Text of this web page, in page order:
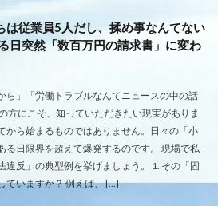
従業員5人だし、揉め事なんてない
日突然「数百万円の請求書」に変わ
ら」「労働トラブルなんてニュースの中の話
方にこそ、知っていただきたい現実がありま
から始まるものではありません。日々の「小
る日限界を超えて爆発するのです。 現場で私
違反」の典型例を挙げましょう。 1. その「固
ていますか？ 例えば、 […]